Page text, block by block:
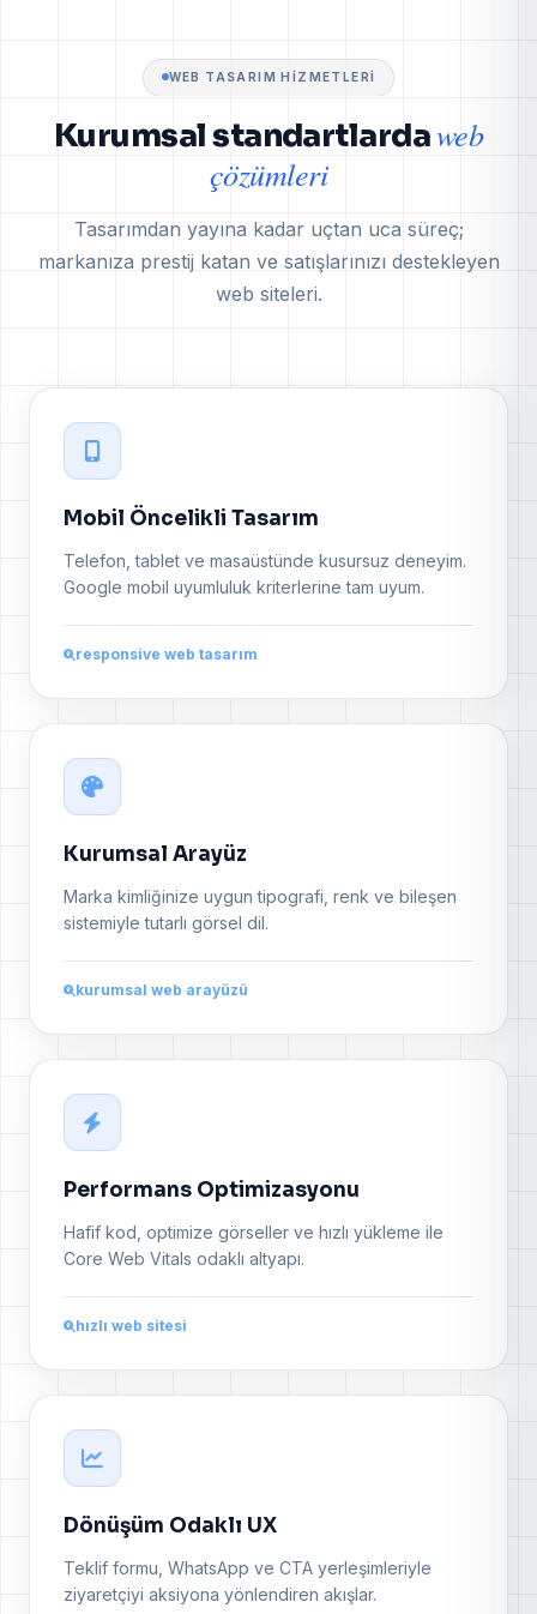
WEB TASARIM HIZMETLERI
Kurumsal standartlardaweb
çözümleri
Tasarımdan yayına kadar uçtan uca süreç;
markanıza prestij katan ve satışlarınızı destekleyen
web siteleri.
Mobil Öncelikli Tasarım
Telefon, tablet ve masaüstünde kusursuz deneyim.
Google mobil uyumluluk kriterlerine tam uyum.
responsive web tasarım
Kurumsal Arayüz
Marka kimliğinize uygun tipografi, renk ve bileşen
sistemiyle tutarlı görsel dil.
kurumsal web arayüzü
Performans Optimizasyonu
Hafif kod, optimize görseller ve hızlı yükleme ile
Core Web Vitals odaklı altyapı.
hızlı web sitesi
Dönüşüm Odaklı UX
Teklif formu, WhatsApp ve CTA yerleşimleriyle
ziyaretçiyi aksiyona yönlendiren akışlar.